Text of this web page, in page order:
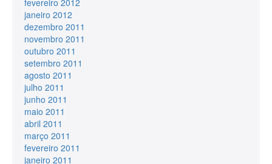
janeiro 2012
dezembro 2011
novembro 2011
outubro 2011
setembro 2011
agosto 2011
julho 2011
junho 2011
maio 2011
abril 2011
março 2011
fevereiro 2011
janeiro 2011